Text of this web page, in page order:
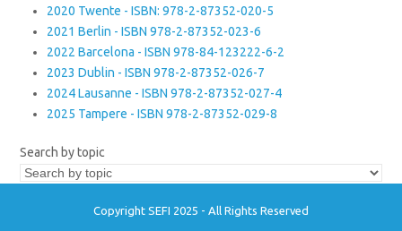
2020 Twente - ISBN: 978-2-87352-020-5
2021 Berlin - ISBN 978-2-87352-023-6
2022 Barcelona - ISBN 978-84-123222-6-2
2023 Dublin - ISBN 978-2-87352-026-7
2024 Lausanne - ISBN 978-2-87352-027-4
2025 Tampere - ISBN 978-2-87352-029-8
Search by topic
Copyright SEFI 2025 - All Rights Reserved